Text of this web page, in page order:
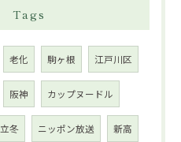
Tags
老化 駒ヶ根 江戸川区
阪神 カップヌードル
立冬 ニッポン放送 新高